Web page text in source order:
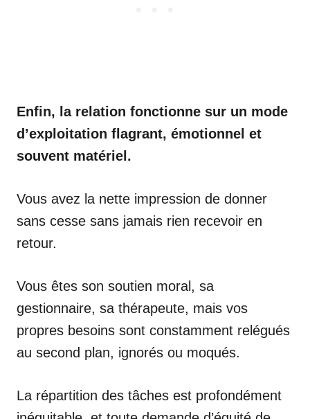
Enfin, la relation fonctionne sur un mode
d’exploitation flagrant, émotionnel et
souvent matériel.
Vous avez la nette impression de donner
sans cesse sans jamais rien recevoir en
retour.
Vous êtes son soutien moral, sa
gestionnaire, sa thérapeute, mais vos
propres besoins sont constamment relégués
au second plan, ignorés ou moqués.
La répartition des tâches est profondément